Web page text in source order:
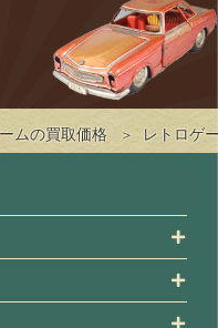
ムの買取価格 レトロゲ